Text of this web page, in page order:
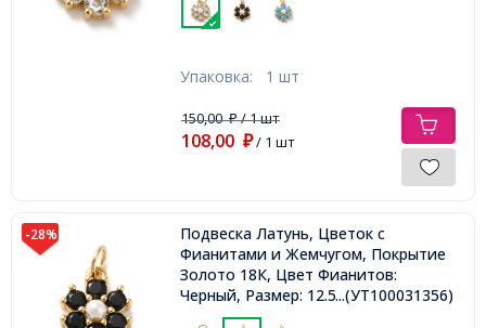
Упаковка: 1 шт
150,00₽/ 1 шт
108,00 ₽/ 1 шт
-28%
Подвеска Латунь, Цветок с
Фианитами и Жемчугом, Покрытие
Золото 18К, Цвет Фианитов:
Черный, Размер: 12.5х10.5х4мм,
Отверстие 3.6мм, Кольцо: 5х0.7мм,
...(УТ100031356)